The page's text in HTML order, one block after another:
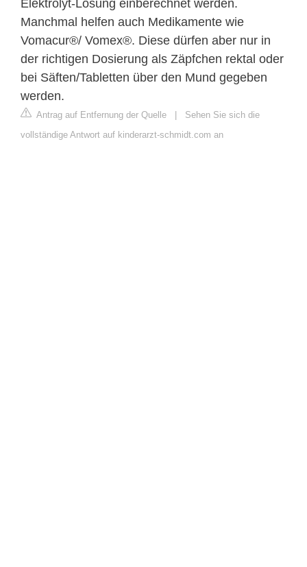
Elektrolyt-Lösung einberechnet werden.
Manchmal helfen auch Medikamente wie
Vomacur®/ Vomex®. Diese dürfen aber nur in
der richtigen Dosierung als Zäpfchen rektal oder
bei Säften/Tabletten über den Mund gegeben
werden.
Antrag auf Entfernung der Quelle | Sehen Sie sich die
vollständige Antwort auf kinderarzt-schmidt.com an